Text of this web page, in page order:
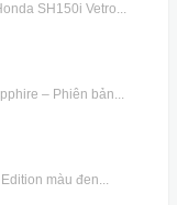
SH150i Vetro...
– Phiên bản...
màu đen...